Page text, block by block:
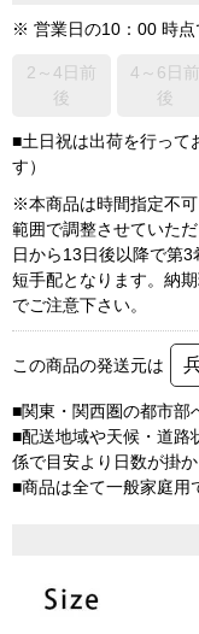
※ 営業日の10：00 時点
2～4日前
後
4～6日前
後
■土日祝は出荷を行って
す）
※本商品は時間指定不
範囲で調整させていた
日から13日後以降で第
短手配となります。納
でご注意下さい。
この商品の発送元は
■関東・関西圏の都市部
■配送地域や天候・道路
係で目安より日数が掛
■商品は全て一般家庭用